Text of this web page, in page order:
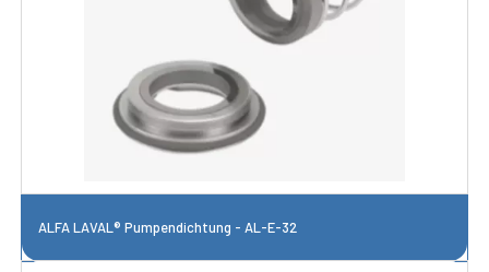
ALFA LAVAL® Pumpendichtung - AL-E-32